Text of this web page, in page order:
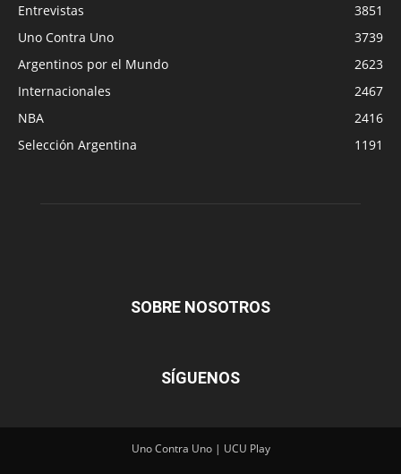
Entrevistas
3851
Uno Contra Uno
3739
Argentinos por el Mundo
2623
Internacionales
2467
NBA
2416
Selección Argentina
1191
SOBRE NOSOTROS
SÍGUENOS
Uno Contra Uno | UCU Play